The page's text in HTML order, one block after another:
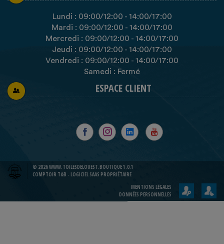
Lundi : 09:00/12:00 - 14:00/17:00
Mardi : 09:00/12:00 - 14:00/17:00
Mercredi : 09:00/12:00 - 14:00/17:00
Jeudi : 09:00/12:00 - 14:00/17:00
Vendredi : 09:00/12:00 - 14:00/17:00
Samedi : Fermé
ESPACE CLIENT
© 2026 WWW.TOILESDELOUEST.BOUTIQUE 1.0.1
COMPTOIR T&B - LOGICIEL SAAS PROPRIÉTAIRE
MENTIONS LÉGALES
DONNÉES PERSONNELLES